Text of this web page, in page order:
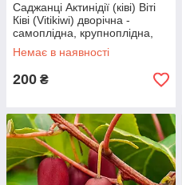
Саджанці Актинідії (ківі) Віті
Ківі (Vitikiwi) дворічна -
самоплідна, крупноплідна,
солодка С1.5
Немає в наявності
200 ₴